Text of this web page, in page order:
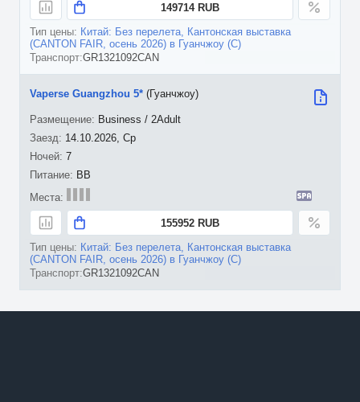
149714 RUB
Китай: Без перелета, Кантонская выставка
(CANTON FAIR, осень 2026) в Гуанчжоу (С)
GR1321092CAN
14.10.2026, Ср
7
Vaperse Guangzhou 5* (Гуанчжоу)
Business / 2Adult
BB
155952 RUB
Китай: Без перелета, Кантонская выставка
(CANTON FAIR, осень 2026) в Гуанчжоу (С)
GR1321092CAN